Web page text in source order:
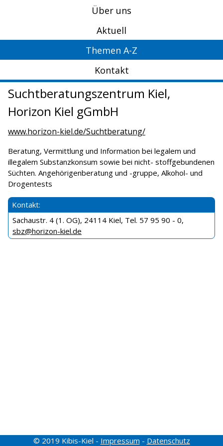
Über uns
Aktuell
Themen A-Z
Kontakt
Suchtberatungszentrum Kiel,
Horizon Kiel gGmbH
www.horizon-kiel.de/Suchtberatung/
Beratung, Vermittlung und Information bei legalem und
illegalem Substanzkonsum sowie bei nicht- stoffgebundenen
Süchten. Angehörigenberatung und -gruppe, Alkohol- und
Drogentests
Kontakt:
Sachaustr. 4 (1. OG), 24114 Kiel, Tel. 57 95 90 - 0,
sbz@horizon-kiel.de
© 2019 Kibis-Kiel - Impressum - Datenschutz